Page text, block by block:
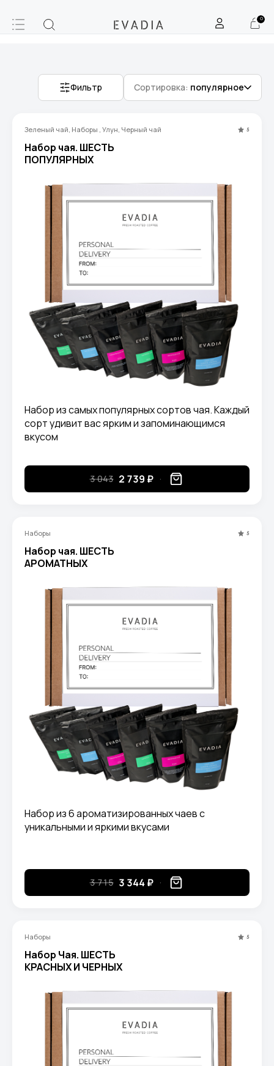
0
Фильтр Сортировка: популярное
Зеленый чай, Наборы , Улун, Черный чай 5
Набор чая. ШЕСТЬ
ПОПУЛЯРНЫХ
Набор из самых популярных сортов чая. Каждый
сорт удивит вас ярким и запоминающимся
вкусом
3 043 2 739 ₽
Наборы 5
Набор чая. ШЕСТЬ
АРОМАТНЫХ
Набор из 6 ароматизированных чаев с
уникальными и яркими вкусами
3 715 3 344 ₽
Наборы 5
Набор Чая. ШЕСТЬ
КРАСНЫХ И ЧЕРНЫХ